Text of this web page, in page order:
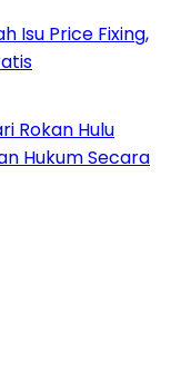
Isu Price Fixing,
Rokan Hulu
Hukum Secara